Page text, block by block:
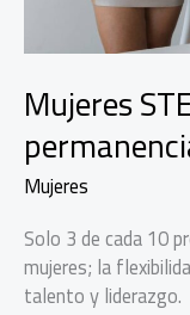
Mujeres
Mujeres
Solo 3 de cada 10
mujeres; la
talento y liderazgo.